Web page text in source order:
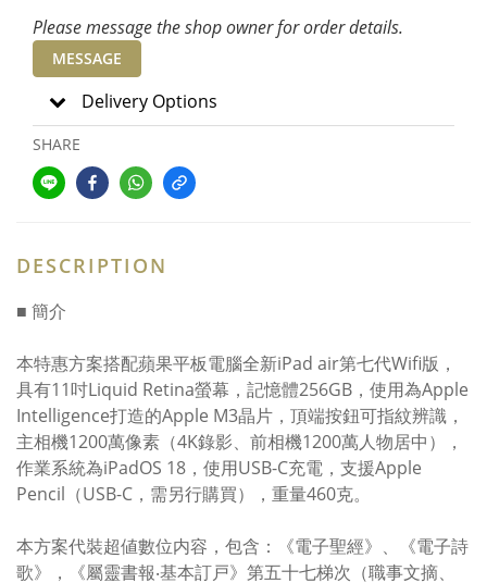
Please message the shop owner for order details.
MESSAGE
Delivery Options
SHARE
DESCRIPTION
■ 簡介
本特惠方案搭配蘋果平板電腦全新iPad air第七代Wifi版，
具有11吋Liquid Retina螢幕，記憶體256GB，使用為Apple
Intelligence打造的Apple M3晶片，頂端按鈕可指紋辨識，
主相機1200萬像素（4K錄影、前相機1200萬人物居中），
作業系統為iPadOS 18，使用USB-C充電，支援Apple
Pencil（USB-C，需另行購買），重量460克。
本方案代裝超値數位内容，包含：《電子聖經》、《電子詩
歌》，《屬靈書報‧基本訂戸》第五十七梯次（職事文摘、